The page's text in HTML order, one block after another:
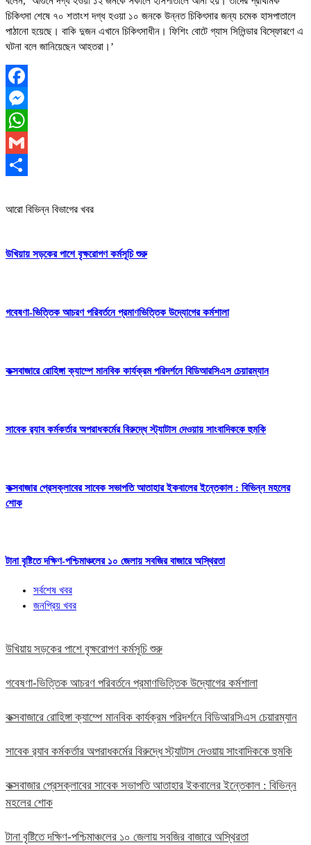
চিকিৎসা শেষে ৭০ শতাংশ দগ্ধ হওয়া ১০ জনকে উন্নত চিকিৎসার জন্য চমেক হাসপাতালে
পাঠানো হয়েছে। বাকি দুজন এখানে চিকিৎসাধীন। ফিশিং বোটে গ্যাস সিলিন্ডার বিস্ফোরণে এ
ঘটনা বলে জানিয়েছেন আহতরা।’
Facebook
Messenger
WhatsApp
Gmail
আরো বিভিন্ন বিভাগের খবর
উখিয়ায় সড়কের পাশে বৃক্ষরোপণ কর্মসূচি শুরু
গবেষণা-ভিত্তিক আচরণ পরিবর্তনে প্রমাণভিত্তিক উদ্যোগের কর্মশালা
কক্সবাজারে রোহিঙ্গা ক্যাম্পে মানবিক কার্যক্রম পরিদর্শনে বিডিআরসিএস চেয়ারম্যান
সাবেক র‍্যাব কর্মকর্তার অপরাধকর্মের বিরুদ্ধে স্ট্যাটাস দেওয়ায় সাংবাদিককে হুমকি
কক্সবাজার প্রেসক্লাবের সাবেক সভাপতি আতাহার ইকবালের ইন্তেকাল : বিভিন্ন মহলের
শোক
টানা বৃষ্টিতে দক্ষিণ-পশ্চিমাঞ্চলের ১০ জেলায় সবজির বাজারে অস্থিরতা
সর্বশেষ খবর
জনপ্রিয় খবর
উখিয়ায় সড়কের পাশে বৃক্ষরোপণ কর্মসূচি শুরু
গবেষণা-ভিত্তিক আচরণ পরিবর্তনে প্রমাণভিত্তিক উদ্যোগের কর্মশালা
কক্সবাজারে রোহিঙ্গা ক্যাম্পে মানবিক কার্যক্রম পরিদর্শনে বিডিআরসিএস চেয়ারম্যান
সাবেক র‍্যাব কর্মকর্তার অপরাধকর্মের বিরুদ্ধে স্ট্যাটাস দেওয়ায় সাংবাদিককে হুমকি
কক্সবাজার প্রেসক্লাবের সাবেক সভাপতি আতাহার ইকবালের ইন্তেকাল : বিভিন্ন
মহলের শোক
টানা বৃষ্টিতে দক্ষিণ-পশ্চিমাঞ্চলের ১০ জেলায় সবজির বাজারে অস্থিরতা